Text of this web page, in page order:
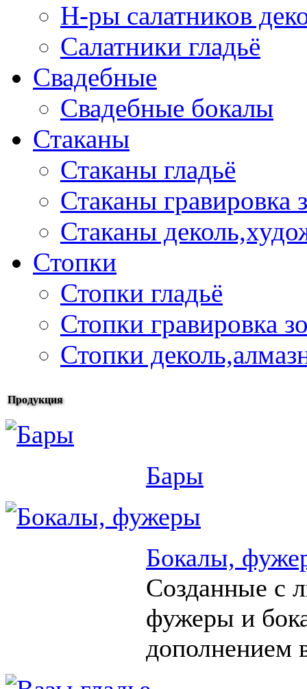
Н-ры салатников
Салатники гладьё
Свадебные
Свадебные бокалы
Стаканы
Стаканы гладьё
Стаканы гравировка
Стаканы
Стопки
Стопки гладьё
Стопки гравировка
Стопки
Продукция
Бары
Бокалы,
Созданные с
фужеры и
дополнением